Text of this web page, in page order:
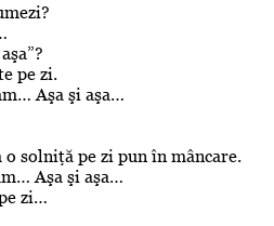
pe zi.
Aşa şi aşa…
solniţă pe zi pun în mâncare.
Aşa şi aşa…
zi…